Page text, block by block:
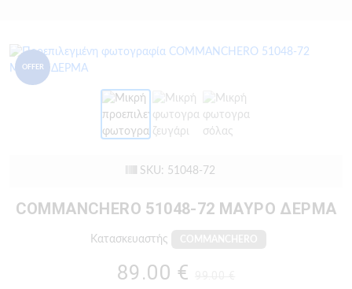
OFFER
SKU: 51048-72
COMMANCHERO 51048-72 ΜΑΥΡΟ ΔΕΡΜΑ
Κατασκευαστής
89.00 €